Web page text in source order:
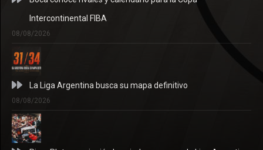
Intercontinental FIBA
08/08/2026
La Liga Argentina busca su mapa definitivo
08/08/2026